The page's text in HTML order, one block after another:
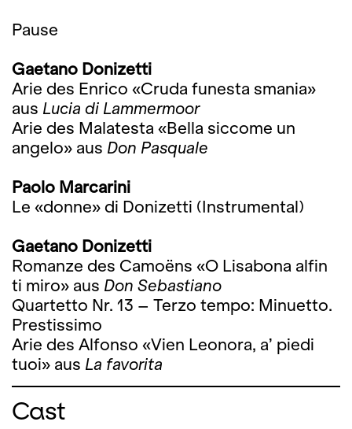
Pause
Gaetano Donizetti
Arie des Enrico «Cruda funesta smania»
aus Lucia di Lammermoor
Arie des Malatesta «Bella siccome un
angelo» aus Don Pasquale
Paolo Marcarini
Le «donne» di Donizetti (Instrumental)
Gaetano Donizetti
Romanze des Camoëns «O Lisabona alfin
ti miro» aus Don Sebastiano
Quartetto Nr. 13 – Terzo tempo: Minuetto.
Prestissimo
Arie des Alfonso «Vien Leonora, a’ piedi
tuoi» aus La favorita
Cast